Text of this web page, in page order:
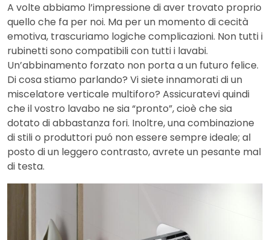
A volte abbiamo l’impressione di aver trovato proprio
quello che fa per noi. Ma per un momento di cecità
emotiva, trascuriamo logiche complicazioni. Non tutti i
rubinetti sono compatibili con tutti i lavabi.
Un’abbinamento forzato non porta a un futuro felice.
Di cosa stiamo parlando? Vi siete innamorati di un
miscelatore verticale multiforo? Assicuratevi quindi
che il vostro lavabo ne sia “pronto”, cioè che sia
dotato di abbastanza fori. Inoltre, una combinazione
di stili o produttori puó non essere sempre ideale; al
posto di un leggero contrasto, avrete un pesante mal
di testa.